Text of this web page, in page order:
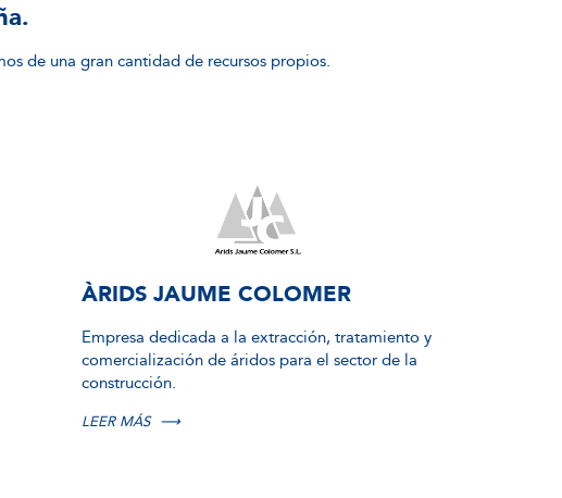
de una gran cantidad de recursos propios.
ÀRIDS JAUME COLOMER
Empresa dedicada a la extracción, tratamiento y
comercialización de áridos para el sector de la
construcción.
LEER MÁS ⟶